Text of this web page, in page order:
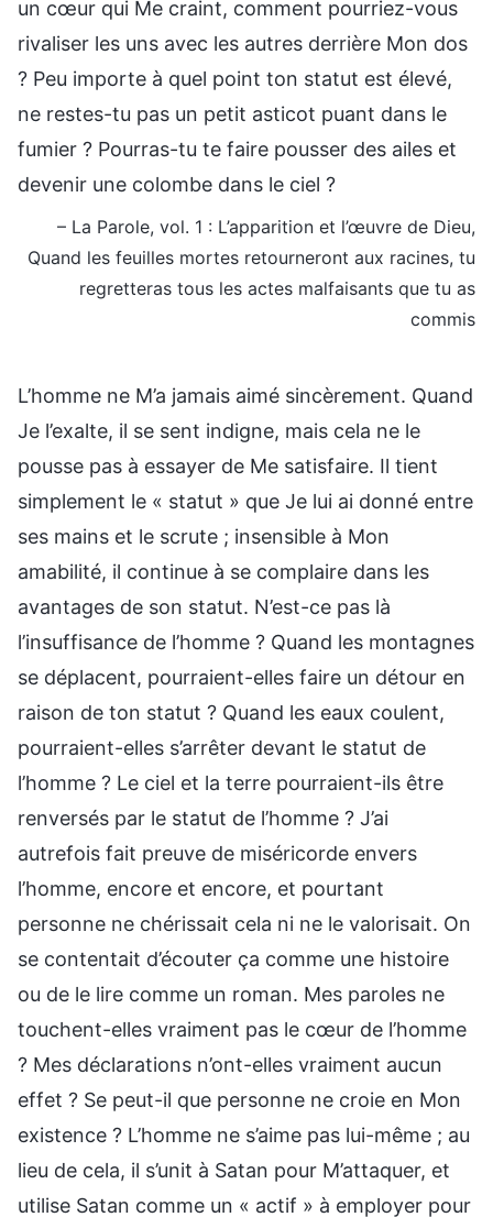
un cœur qui Me craint, comment pourriez-vous
rivaliser les uns avec les autres derrière Mon dos
? Peu importe à quel point ton statut est élevé,
ne restes-tu pas un petit asticot puant dans le
fumier ? Pourras-tu te faire pousser des ailes et
devenir une colombe dans le ciel ?
– La Parole, vol. 1 : L’apparition et l’œuvre de Dieu,
Quand les feuilles mortes retourneront aux racines, tu
regretteras tous les actes malfaisants que tu as
commis
L’homme ne M’a jamais aimé sincèrement. Quand
Je l’exalte, il se sent indigne, mais cela ne le
pousse pas à essayer de Me satisfaire. Il tient
simplement le « statut » que Je lui ai donné entre
ses mains et le scrute ; insensible à Mon
amabilité, il continue à se complaire dans les
avantages de son statut. N’est-ce pas là
l’insuffisance de l’homme ? Quand les montagnes
se déplacent, pourraient-elles faire un détour en
raison de ton statut ? Quand les eaux coulent,
pourraient-elles s’arrêter devant le statut de
l’homme ? Le ciel et la terre pourraient-ils être
renversés par le statut de l’homme ? J’ai
autrefois fait preuve de miséricorde envers
l’homme, encore et encore, et pourtant
personne ne chérissait cela ni ne le valorisait. On
se contentait d’écouter ça comme une histoire
ou de le lire comme un roman. Mes paroles ne
touchent-elles vraiment pas le cœur de l’homme
? Mes déclarations n’ont-elles vraiment aucun
effet ? Se peut-il que personne ne croie en Mon
existence ? L’homme ne s’aime pas lui-même ; au
lieu de cela, il s’unit à Satan pour M’attaquer, et
utilise Satan comme un « actif » à employer pour